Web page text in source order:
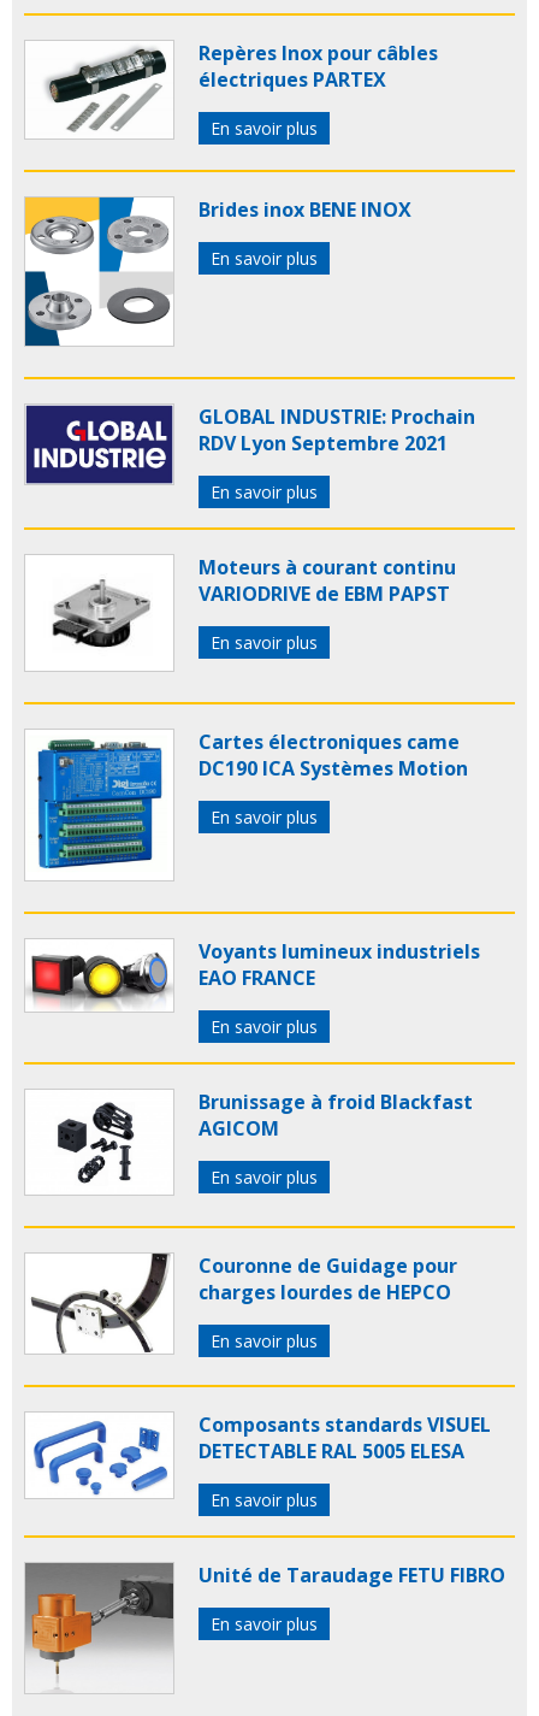
Repères Inox pour câbles
électriques PARTEX
En savoir plus
Brides inox BENE INOX
En savoir plus
GLOBAL INDUSTRIE: Prochain
RDV Lyon Septembre 2021
En savoir plus
Moteurs à courant continu
VARIODRIVE de EBM PAPST
En savoir plus
Cartes électroniques came
DC190 ICA Systèmes Motion
En savoir plus
Voyants lumineux industriels
EAO FRANCE
En savoir plus
Brunissage à froid Blackfast
AGICOM
En savoir plus
Couronne de Guidage pour
charges lourdes de HEPCO
En savoir plus
Composants standards VISUEL
DETECTABLE RAL 5005 ELESA
En savoir plus
Unité de Taraudage FETU FIBRO
En savoir plus